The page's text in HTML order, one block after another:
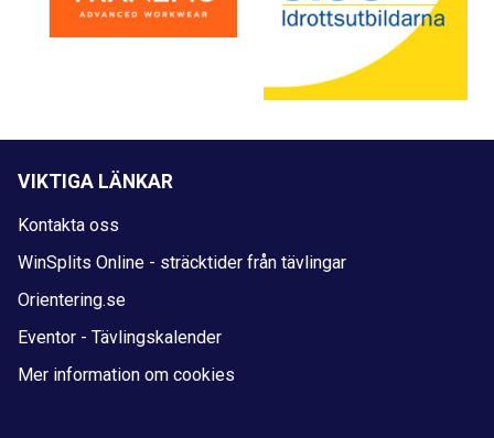
VIKTIGA LÄNKAR
Kontakta oss
WinSplits Online - sträcktider från tävlingar
Orientering.se
Eventor - Tävlingskalender
Mer information om cookies